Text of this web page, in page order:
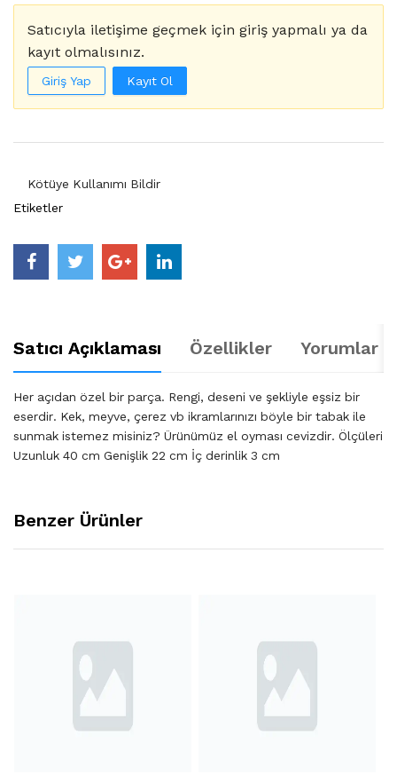
Satıcıyla iletişime geçmek için giriş yapmalı ya da
kayıt olmalısınız.
Giriş Yap Kayıt Ol
Kötüye Kullanımı Bildir
Etiketler
Satıcı Açıklaması Özellikler Yorumlar
Her açıdan özel bir parça. Rengi, deseni ve şekliyle eşsiz bir
eserdir. Kek, meyve, çerez vb ikramlarınızı böyle bir tabak ile
sunmak istemez misiniz? Ürünümüz el oyması cevizdir. Ölçüleri
Uzunluk 40 cm Genişlik 22 cm İç derinlik 3 cm
Benzer Ürünler